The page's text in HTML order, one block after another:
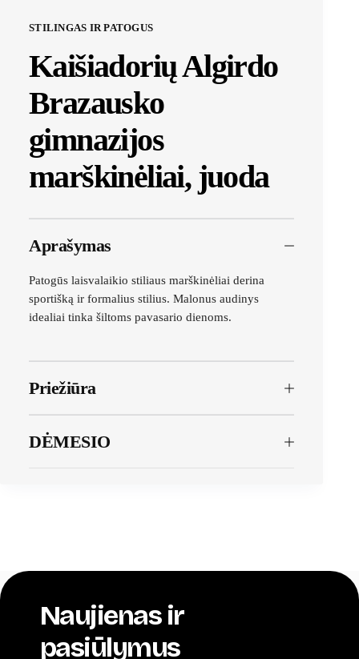
STILINGAS IR PATOGUS
Kaišiadorių Algirdo
Brazausko
gimnazijos
marškinėliai, juoda
Aprašymas
Patogūs laisvalaikio stiliaus marškinėliai derina
sportišką ir formalius stilius. Malonus audinys
idealiai tinka šiltoms pavasario dienoms.
Priežiūra
DĖMESIO
Naujienas ir
pasiūlymus